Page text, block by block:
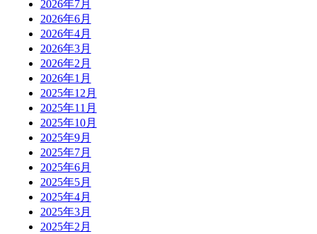
2026年7月
2026年6月
2026年4月
2026年3月
2026年2月
2026年1月
2025年12月
2025年11月
2025年10月
2025年9月
2025年7月
2025年6月
2025年5月
2025年4月
2025年3月
2025年2月